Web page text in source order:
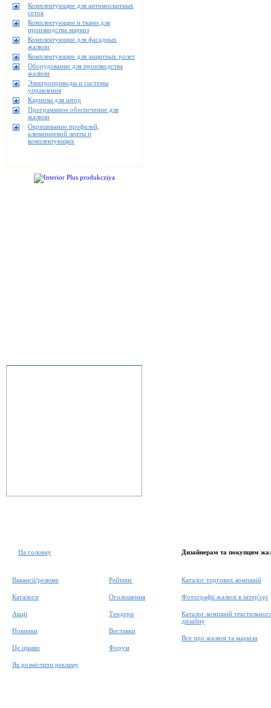
Комплектующие для антимоскитных
сеток
Комплектующие и ткани для
производства маркиз
Комплектующие для фасадных
жалюзи
Комплектующие для защитных ролет
Оборудование для производства
жалюзи
Электроприводы и системы
управления
Карнизы для штор
Программное обеспечение для
жалюзи
Окрашивание профилей,
алюминиевой ленты и
комплектующих
На головну
Вакансії/резюме
Каталоги
Акції
Новинки
Це цікаво
Як розмістити рекламу
Рейтинг
Оголошення
Тендери
Виставки
Форум
Дизайнерам та покупцям
Каталог торгових компаній
Фотографії жалюзі в інтер'єрі
Каталог компаній
дизайну
Все про жалюзі та маркізи